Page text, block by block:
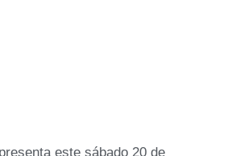
este sábado 20 de